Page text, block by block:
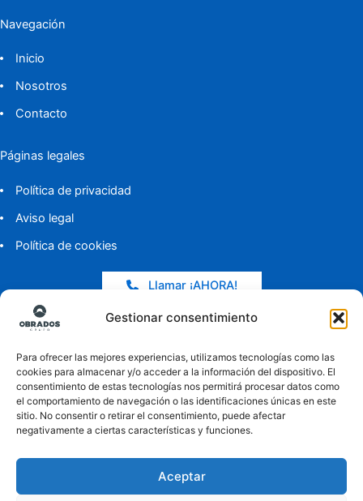
Gestionar consentimiento
Para ofrecer las mejores experiencias, utilizamos tecnologías como las
cookies para almacenar y/o acceder a la información del dispositivo. El
consentimiento de estas tecnologías nos permitirá procesar datos como
el comportamiento de navegación o las identificaciones únicas en este
sitio. No consentir o retirar el consentimiento, puede afectar
negativamente a ciertas características y funciones.
Aceptar
Navegación
Inicio
Nosotros
Contacto
Páginas legales
Política de privacidad
Aviso legal
Política de cookies
Llamar ¡AHORA!
Entradas de blog
Reparaciones verticales sin andamios para comunidades: pintura,
sellado y bajantes
Solución IoT para monitorización continua de fachadas
comunitarias
Mantenimiento vertical con cuerdas: sellado, pintura y bajantes
Hola , bienvenido aTrabajo en altura
¿Podemos ayudarte?